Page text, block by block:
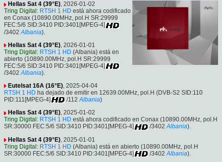
Hellas Sat 4 (39°E), 2026-01-02
Tring Digital : RTSH 1 HD está ahora codificado
en Conax (10890.00MHz, pol.H SR:29999
FEC:5/6 SID:3410 PID:3401[MPEG-4]
/3402 Albania).
Hellas Sat 4 (39°E) , 2026-01-01
Tring Digital: RTSH 1 HD (Albania) está en
abierto (10890.00MHz, pol.H SR:29999
FEC:5/6 SID:3410 PID:3401[MPEG-4]
/3402 Albania).
Eutelsat 16A (16°E), 2025-04-04
RTSH 1 HD ha dejado de emitir en 12639.00MHz, pol.H (DVB-S2 SID:110
PID:111[MPEG-4]
/112 Albania)
Hellas Sat 4 (39°E), 2025-01-02
Tring Digital : RTSH 1 HD está ahora codificado en Conax (10890.00MHz, pol.H
SR:30000 FEC:5/6 SID:3410 PID:3401[MPEG-4]
/3402 Albania).
Hellas Sat 4 (39°E) , 2025-01-01
Tring Digital: RTSH 1 HD (Albania) está en abierto (10890.00MHz, pol.H
SR:30000 FEC:5/6 SID:3410 PID:3401[MPEG-4]
/3402 Albania).